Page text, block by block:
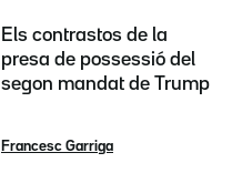
Els contrastos de la
presa de possessió del
segon mandat de Trump
Francesc Garriga